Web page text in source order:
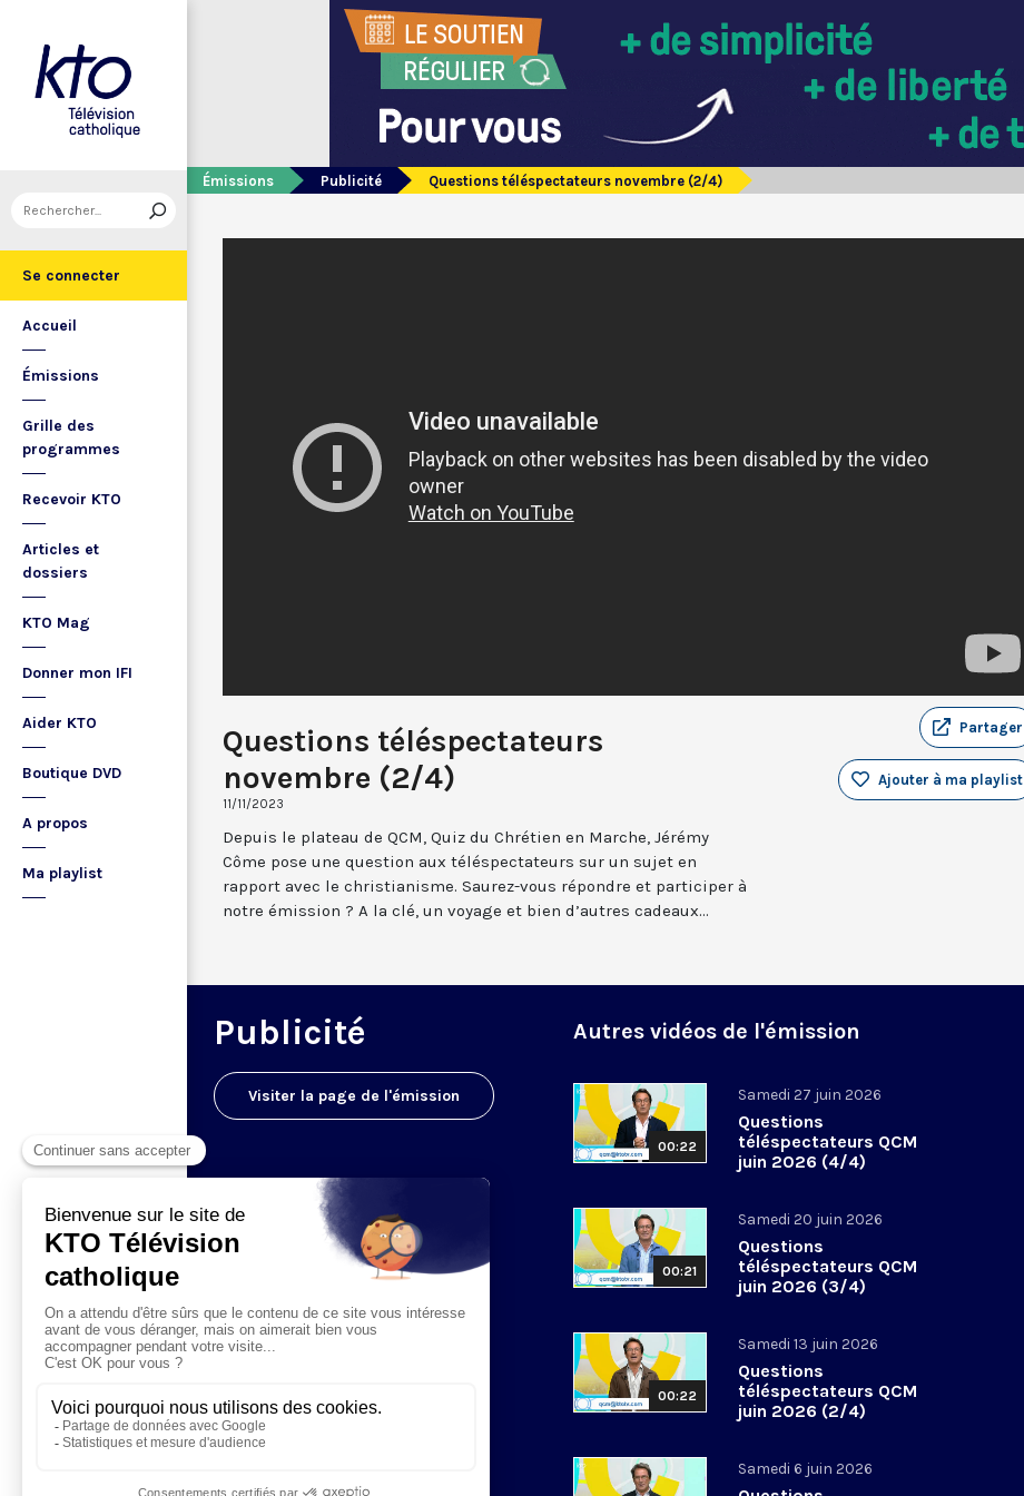
Se connecter
Accueil
Émissions
Grille des
programmes
Recevoir KTO
Articles et
dossiers
KTO Mag
Donner mon IFI
Aider KTO
Boutique DVD
A propos
Ma playlist
Émissions Publicité Questions téléspectateurs novembre (2/4)
Questions téléspectateurs
novembre (2/4)
11/11/2023
Partager
Ajouter à ma playlist
Depuis le plateau de QCM, Quiz du Chrétien en Marche, Jérémy
Côme pose une question aux téléspectateurs sur un sujet en
rapport avec le christianisme. Saurez-vous répondre et participer à
notre émission ? A la clé, un voyage et bien d’autres cadeaux...
Publicité
Visiter la page de l'émission
Autres vidéos de l'émission
00:22
Samedi 27 juin 2026
Questions
téléspectateurs QCM
juin 2026 (4/4)
00:21
Samedi 20 juin 2026
Questions
téléspectateurs QCM
juin 2026 (3/4)
00:22
Samedi 13 juin 2026
Questions
téléspectateurs QCM
juin 2026 (2/4)
Samedi 6 juin 2026